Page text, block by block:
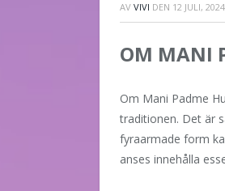
AV VIVI DEN 12 JULI, 2024
OM MANI
Om Mani Padme
traditionen. Det är
fyraarmade form
anses innehålla